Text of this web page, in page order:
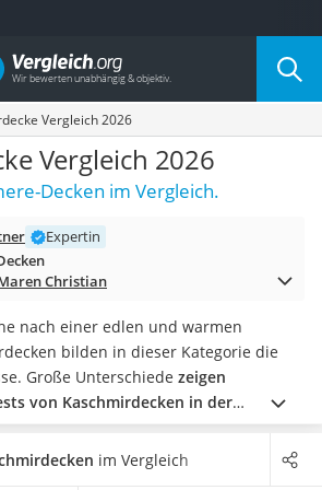
nach Kategorie
4
Vergleich 2026
Vergleich 2026
Decken im Vergleich.
Expertin
Christian
nach einer edlen und warmen
bilden in dieser Kategorie die
Große Unterschiede zeigen
von Kaschmirdecken in der
sowie dem Kaschmiranteil. Während
100 % aus Kaschmir bestehen, weisen
im Vergleich